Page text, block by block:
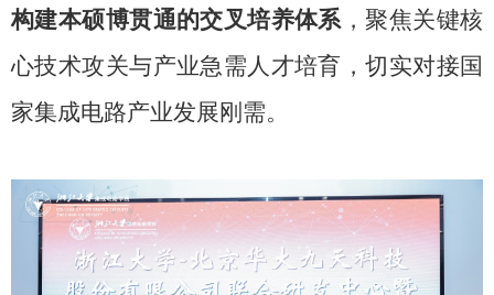
构建本硕博贯通的交叉培养体系 ，聚焦关键核
心技术攻关与产业急需人才培育，切实对接国
家集成电路产业发展刚需。